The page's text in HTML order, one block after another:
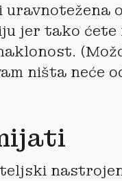
jer tako
ništa neće